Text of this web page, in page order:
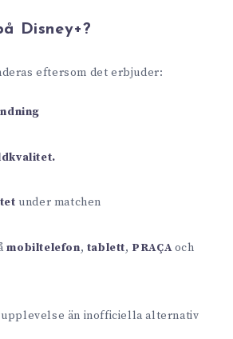
Disney+?
eftersom det erbjuder:
under matchen
mobiltelefon, tablett, PRAÇAoch
upplevelse än inofficiella alternativ